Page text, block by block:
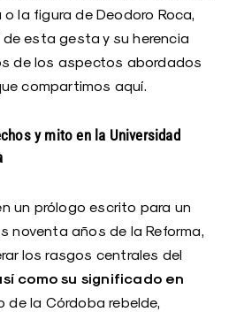
o la figura de Deodoro Roca,
esta gesta y su herencia
de los aspectos abordados
compartimos aquí.
y mito en la Universidad
un prólogo escrito para un
noventa años de la Reforma,
los rasgos centrales del
como su significado en
de la Córdoba rebelde,